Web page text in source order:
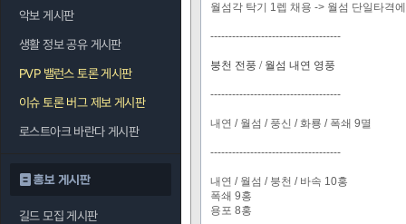
악보 게시판
생활 정보 공유 게시판
PVP 밸런스 토론 게시판
이슈 토론 버그 제보 게시판
로스트아크 바란다 게시판
홍보 게시판
길드 모집 게시판
월섬각 탁기 1렙 채용 -> 월섬 단일타격
------------------------------------
붕천 전풍 / 월섬 내연 영풍
------------------------------------
내연 / 월섬 / 풍신 / 화룡 / 폭쇄 9멸
------------------------------------
내연 / 월섬 / 붕천 / 바속 10홍
폭쇄 9홍
용포 8홍